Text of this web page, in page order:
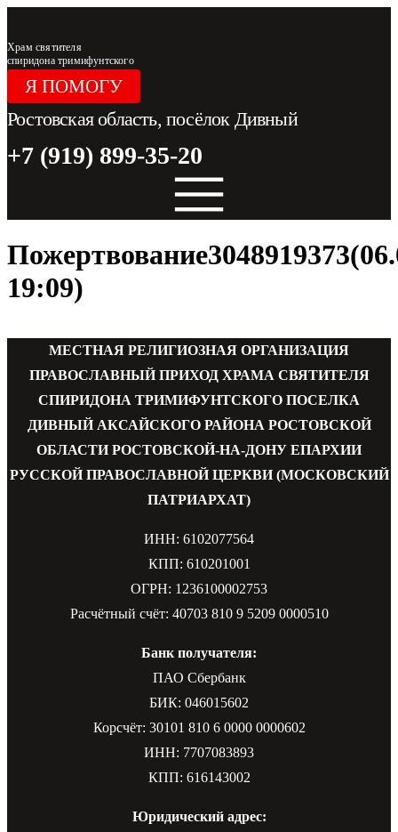
содержимому
Храм святителя
спиридона тримифунтского
Я ПОМОГУ
Ростовская область, посёлок Дивный
+7 (919) 899-35-20
19:09)
МЕСТНАЯ РЕЛИГИОЗНАЯ ОРГАНИЗАЦИЯ
ПРАВОСЛАВНЫЙ ПРИХОД ХРАМА СВЯТИТЕЛЯ
СПИРИДОНА ТРИМИФУНТСКОГО ПОСЕЛКА
ДИВНЫЙ АКСАЙСКОГО РАЙОНА РОСТОВСКОЙ
ОБЛАСТИ РОСТОВСКОЙ-НА-ДОНУ ЕПАРХИИ
РУССКОЙ ПРАВОСЛАВНОЙ ЦЕРКВИ (МОСКОВСКИЙ
ПАТРИАРХАТ)
ИНН: 6102077564
КПП: 610201001
ОГРН: 1236100002753
Расчётный счёт: 40703 810 9 5209 0000510
Банк получателя:
ПАО Сбербанк
БИК: 046015602
Корсчёт: 30101 810 6 0000 0000602
ИНН: 7707083893
КПП: 616143002
Юридический адрес: